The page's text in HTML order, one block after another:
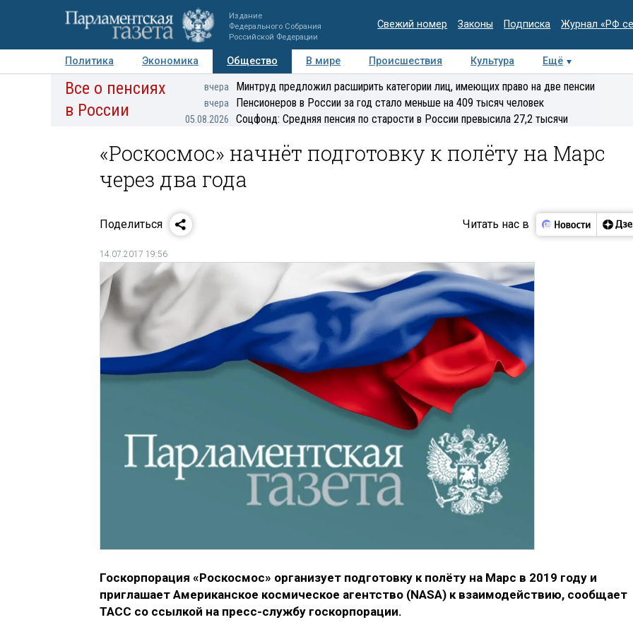
Издание
Федерального Собрания
Российской Федерации
Свежий номер Законы Подписка Журнал «РФ
Политика Экономика Общество В мире Происшествия Культура
Ещё
Авторы Персоны Мнения Регионы Медиацентр Интервью Колумнисты
Все о пенсиях
в России
вчера Минтруд предложил расширить категории лиц, имеющих право на две пенсии
вчера Пенсионеров в России за год стало меньше на 409 тысяч человек
05.08.2026 Соцфонд: Средняя пенсия по старости в России превысила 27,2 тысячи
«Роскосмос» начнёт подготовку к полёту на Марс
через два года
Поделиться Читать нас в
14.07.2017 19:56
Госкорпорация «Роскосмос» организует подготовку к полёту на Марс в 2019 году и
приглашает Американское космическое агентство (NASA) к взаимодействию, сообщает
ТАСС со ссылкой на пресс-службу госкорпорации.